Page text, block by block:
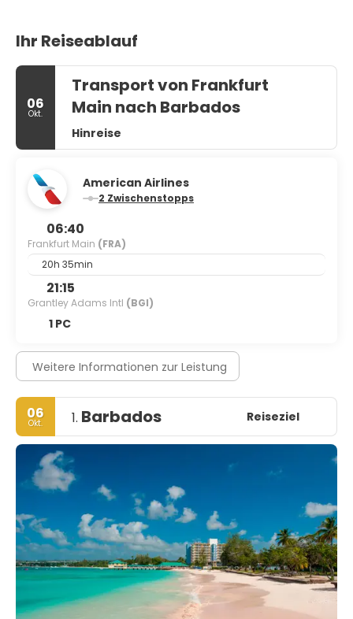
Ihr Reiseablauf
06
Okt.
Transport von Frankfurt
Main nach Barbados
Hinreise
American Airlines
2 Zwischenstopps
06:40
Frankfurt Main (FRA)
20h 35min
21:15
Grantley Adams Intl (BGI)
1 PC
Weitere Informationen zur Leistung
06
Okt. 1. Barbados Reiseziel